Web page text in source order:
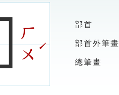
圖
ㄏ
ㄨ
ˊ
部首
部首外筆畫
總筆畫